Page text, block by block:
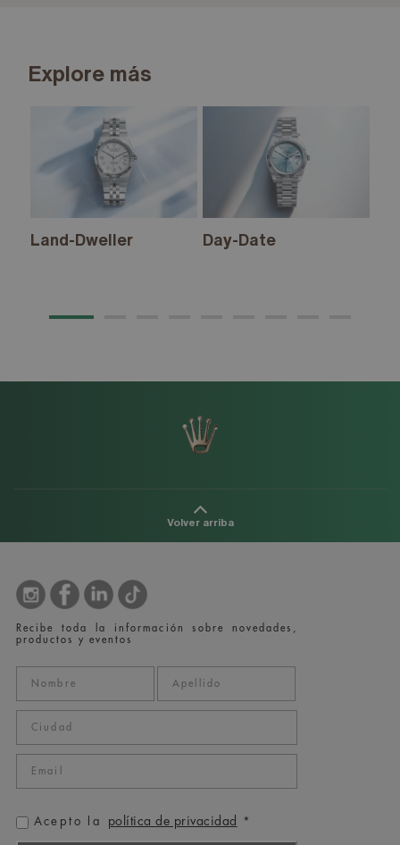
Explore más
Land-Dweller Day-Date
Volver arriba
Recibe toda la información sobre novedades,
productos y eventos
Acepto la política de privacidad *